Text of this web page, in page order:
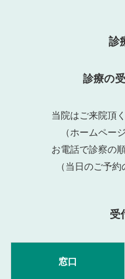
診
診療の
当院はご来院頂
（ホームペー
お電話で診察の
（当日のご予
受
窓口